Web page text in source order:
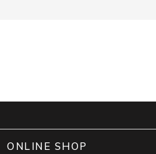
ONLINE SHOP